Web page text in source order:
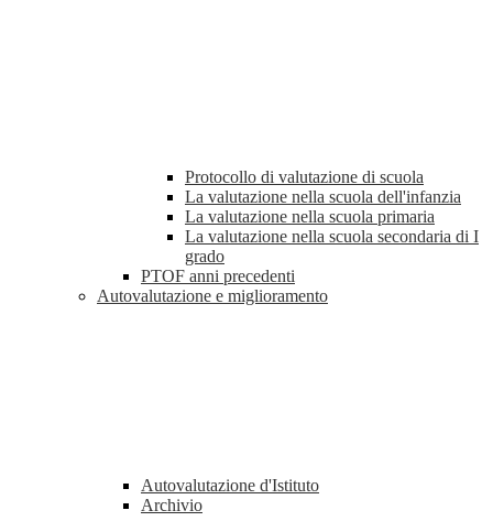
Protocollo di valutazione di scuola
La valutazione nella scuola dell'infanzia
La valutazione nella scuola primaria
La valutazione nella scuola secondaria di I
grado
PTOF anni precedenti
Autovalutazione e miglioramento
Autovalutazione d'Istituto
Archivio